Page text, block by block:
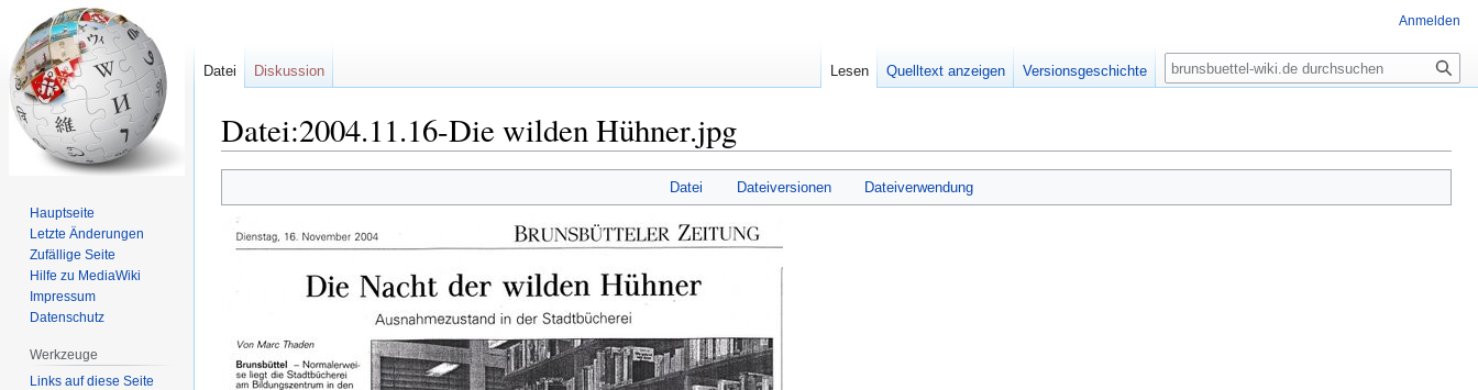
Datei:2004.11.16-Die wilden Hühner.jpg
Navigation
springen
Suche
springen
Datei Dateiversionen Dateiverwendung
Anmelden
Datei Diskussion Lesen Quelltext anzeigen Versionsgeschichte
Suche
Hauptseite
Letzte Änderungen
Zufällige Seite
Hilfe zu MediaWiki
Impressum
Datenschutz
Werkzeuge
Links auf diese Seite